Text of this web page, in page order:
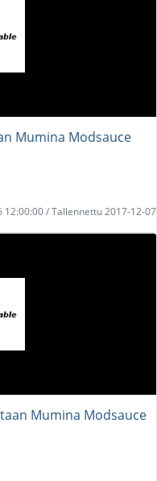
Mumina Modsauce
12:00:00 / Tallennettu 2017-12-07
Mumina Modsauce